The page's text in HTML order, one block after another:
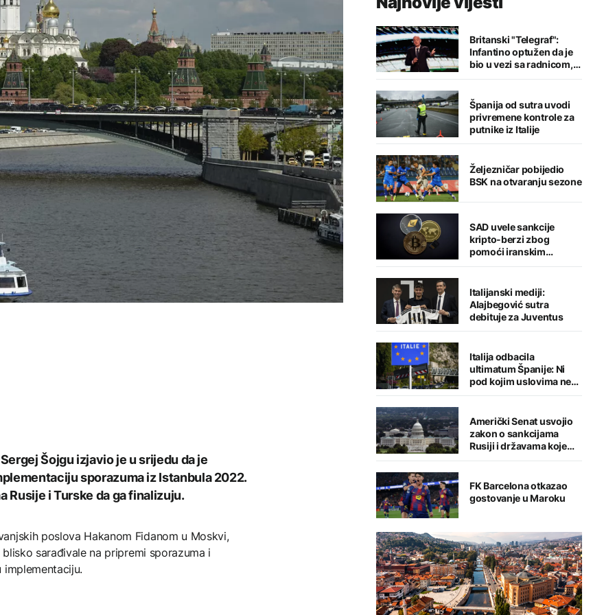
Šojgu izjavio je u srijedu da je
sporazuma iz Istanbula 2022.
Rusije i Turske da ga finalizuju.
poslova Hakanom Fidanom u Moskvi,
sarađivale na pripremi sporazuma i
Britanski "Telegraf":
Infantino optužen da je
bio u vezi sa radnicom,
FIFA odbacila navode
Španija od sutra uvodi
privremene kontrole za
putnike iz Italije
Željezničar pobijedio
BSK na otvaranju sezone
SAD uvele sankcije
kripto-berzi zbog
pomoći iranskim
snagama
Italijanski mediji:
Alajbegović sutra
debituje za Juventus
Italija odbacila
ultimatum Španije: Ni
pod kojim uslovima ne
namjeravamo da
Američki Senat usvojio
zakon o sankcijama
Rusiji i državama koje
kupuju njenu naftu i gas
FK Barcelona otkazao
gostovanje u Maroku